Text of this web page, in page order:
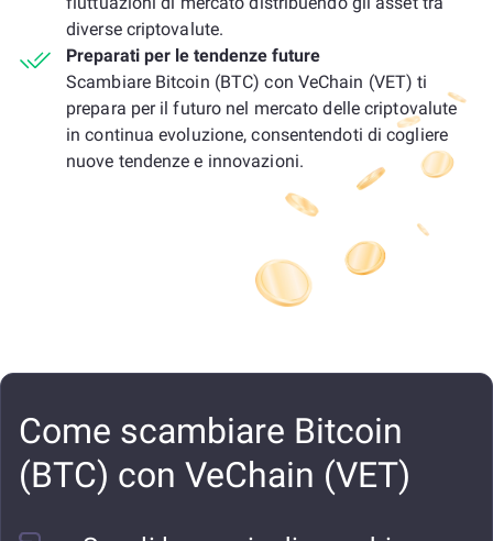
diverse criptovalute.
Preparati per le tendenze future
Scambiare Bitcoin (BTC) con VeChain (VET) ti
prepara per il futuro nel mercato delle criptovalute
in continua evoluzione, consentendoti di cogliere
nuove tendenze e innovazioni.
Come scambiare Bitcoin
(BTC) con VeChain (VET)